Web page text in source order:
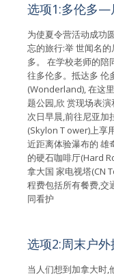
选项1:多伦多—
为使夏令营活动成功
忘的旅行:举 世闻名
多。 在学校老师的陪
往多伦多。抵达多 伦
(Wonderland), 在这
题公园,欣 赏现场表演
次日早晨,前往尼亚加
(Skylon T ower)上享
近距离体验瀑布的 雄
的硬石咖啡厅(Hard
拿大国 家电视塔(CN
程费包括所有餐费,交
同看护
选项2:周末户
当人们想到加拿大时,